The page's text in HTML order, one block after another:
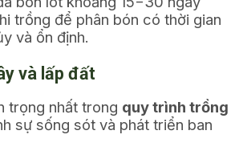
trồng để phân bón có thời gian
và ổn định.
và lấp đất
trọng nhất trong quy trình trồng
sự sống sót và phát triển ban